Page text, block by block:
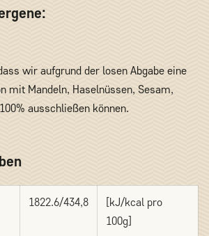
wir aufgrund der losen Abgabe eine
mit Mandeln, Haselnüssen, Sesam,
ausschließen können.
1822.6/434,8
[kJ/kcal pro
100g]